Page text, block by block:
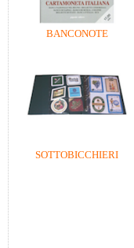
BANCONOTE
SOTTOBICCHIERI